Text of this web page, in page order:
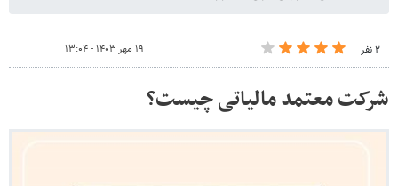
۲ نفر ۱۹ مهر ۱۴۰۳ - ۱۳:۰۴
شرکت معتمد مالیاتی چیست؟